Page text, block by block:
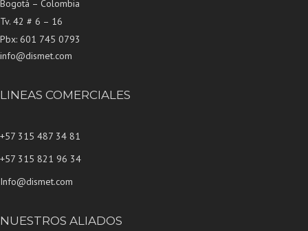
Bogotá – Colombia
Tv. 42 # 6 – 16
Pbx: 601 745 0793
info@dismet.com
LINEAS COMERCIALES
+57 315 487 34 81
+57 315 821 96 34
Info@dismet.com
NUESTROS ALIADOS